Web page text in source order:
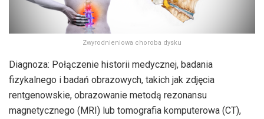
Zwyrodnieniowa choroba dysku
Diagnoza: Połączenie historii medycznej, badania
fizykalnego i badań obrazowych, takich jak zdjęcia
rentgenowskie, obrazowanie metodą rezonansu
magnetycznego (MRI) lub tomografia komputerowa (CT),